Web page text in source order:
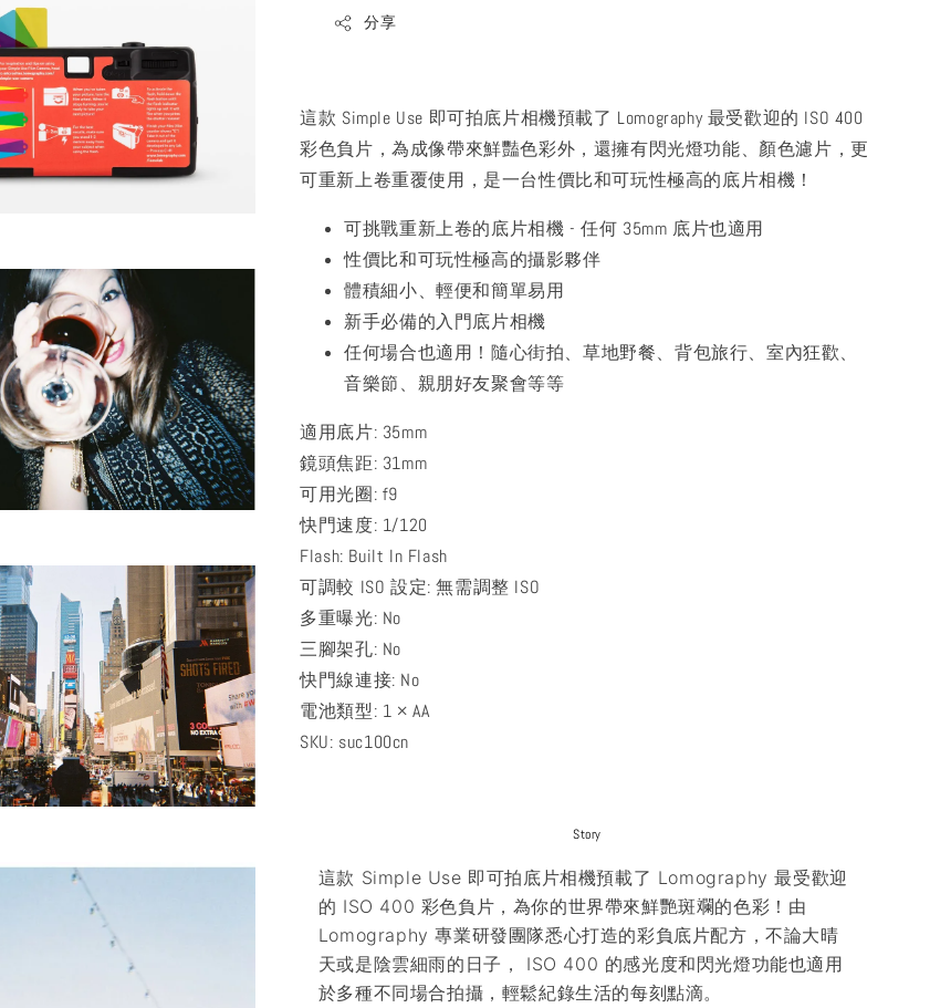
分享
這款 Simple Use 即可拍底片相機預載了 Lomography 最受歡迎的 ISO 400
彩色負片，為成像帶來鮮豔色彩外，還擁有閃光燈功能、顏色濾片，更
可重新上卷重覆使用，是一台性價比和可玩性極高的底片相機！
可挑戰重新上卷的底片相機 - 任何 35mm 底片也適用
性價比和可玩性極高的攝影夥伴
體積細小、輕便和簡單易用
新手必備的入門底片相機
任何場合也適用！隨心街拍、草地野餐、背包旅行、室內狂歡、
音樂節、親朋好友聚會等等
適用底片: 35mm
鏡頭焦距: 31mm
可用光圈: f9
快門速度: 1/120
Flash: Built In Flash
可調較 ISO 設定: 無需調整 ISO
多重曝光: No
三腳架孔: No
快門線連接: No
電池類型: 1 × AA
SKU: suc100cn
Story
這款 Simple Use 即可拍底片相機預載了 Lomography 最受歡迎
的 ISO 400 彩色負片，為你的世界帶來鮮艷斑斕的色彩！由
Lomography 專業研發團隊悉心打造的彩負底片配方，不論大晴
天或是陰雲細雨的日子， ISO 400 的感光度和閃光燈功能也適用
於多種不同場合拍攝，輕鬆紀錄生活的每刻點滴。